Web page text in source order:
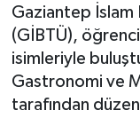
Gaziantep İslam
(GİBTÜ),
isimleriyle
Gastronomi ve
tarafından
Son Dakika
Haber Arşivi